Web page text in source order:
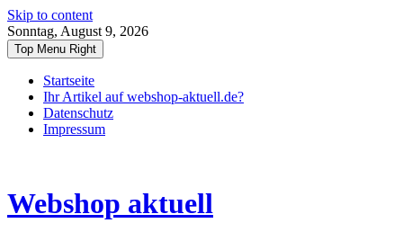
Skip to content
Sonntag, August 9, 2026
Top Menu Right
Startseite
Ihr Artikel auf webshop-aktuell.de?
Datenschutz
Impressum
Webshop aktuell